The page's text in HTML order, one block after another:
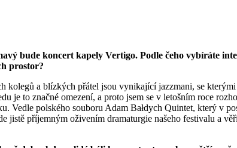
bude koncert kapely Vertigo. Podle čeho vybíráte
prostor?
a blízkých přátel jsou vynikající jazzmani, se
je to značné omezení, a proto jsem se v letošním roce
Vedle polského souboru Adam Bałdych Quintet, který v
jistě příjemným oživením dramaturgie našeho festivalu a